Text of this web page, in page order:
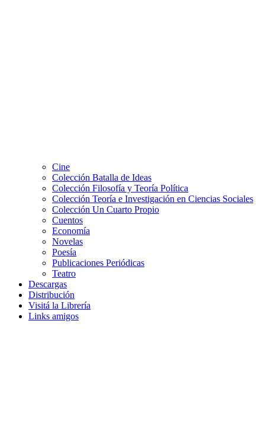
Cine
Colección Batalla de Ideas
Colección Filosofía y Teoría Política
Colección Teoría e Investigación en Ciencias Sociales
Colección Un Cuarto Propio
Cuentos
Economía
Novelas
Poesía
Publicaciones Periódicas
Teatro
Descargas
Distribución
Visitá la Librería
Links amigos